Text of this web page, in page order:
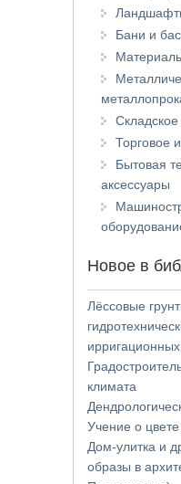
Бани и
Торговое
Бытовая
аксессуары
Новое в
Лёссовые
климата
Учение о цвете
Дом-улитка и
образы в